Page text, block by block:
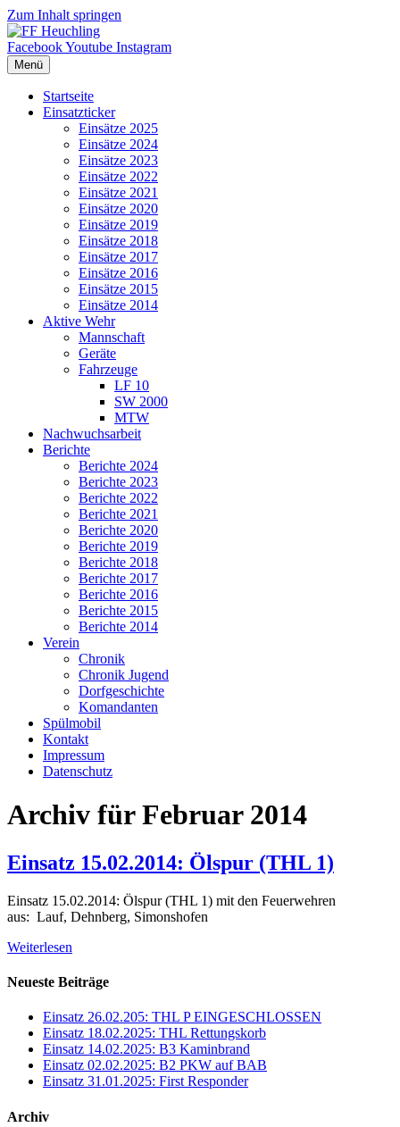
Zum Inhalt springen
FacebookYoutube Instagram
Menü
Startseite
Einsatzticker
Einsätze 2025
Einsätze 2024
Einsätze 2023
Einsätze 2022
Einsätze 2021
Einsätze 2020
Einsätze 2019
Einsätze 2018
Einsätze 2017
Einsätze 2016
Einsätze 2015
Einsätze 2014
Aktive Wehr
Mannschaft
Geräte
Fahrzeuge
LF 10
SW 2000
MTW
Nachwuchsarbeit
Berichte
Berichte 2024
Berichte 2023
Berichte 2022
Berichte 2021
Berichte 2020
Berichte 2019
Berichte 2018
Berichte 2017
Berichte 2016
Berichte 2015
Berichte 2014
Verein
Chronik
Chronik Jugend
Dorfgeschichte
Komandanten
Spülmobil
Kontakt
Impressum
Datenschutz
Archiv für Februar 2014
Einsatz 15.02.2014: Ölspur (THL 1)
Einsatz 15.02.2014: Ölspur (THL 1) mit den Feuerwehren
aus: Lauf, Dehnberg, Simonshofen
Weiterlesen
Neueste Beiträge
Einsatz 26.02.205: THL P EINGESCHLOSSEN
Einsatz 18.02.2025: THL Rettungskorb
Einsatz 14.02.2025: B3 Kaminbrand
Einsatz 02.02.2025: B2 PKW auf BAB
Einsatz 31.01.2025: First Responder
Archiv